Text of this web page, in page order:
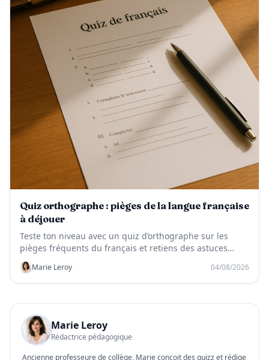
Quiz orthographe : pièges de la langue française
à déjouer
Teste ton niveau avec un quiz d’orthographe sur les
pièges fréquents du français et retiens des astuces
simples pour éviter les fautes.
Marie Leroy 04/08/2026
Marie Leroy
Rédactrice pédagogique
Ancienne professeure de collège, Marie conçoit des quizz et rédige